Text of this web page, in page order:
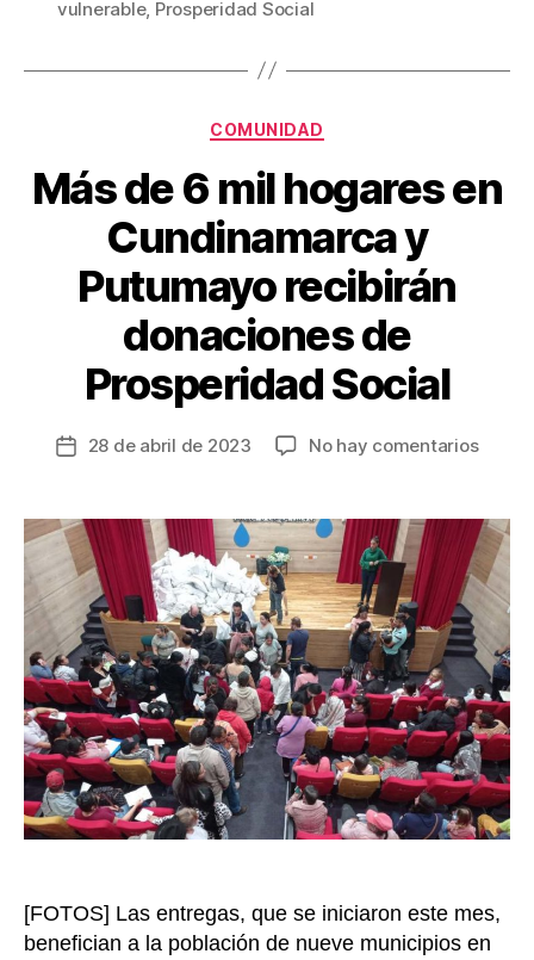
o
tir
vulnerable, Prosperidad Social
Categorías
COMUNIDAD
Más de 6 mil hogares en
Cundinamarca y
Putumayo recibirán
donaciones de
Prosperidad Social
Fecha
entrada
28 de abril de 2023 No hay comentariosen
6
mil
en
y
de
Social
[FOTOS] Las entregas, que se iniciaron este mes,
benefician a la población de nueve municipios en